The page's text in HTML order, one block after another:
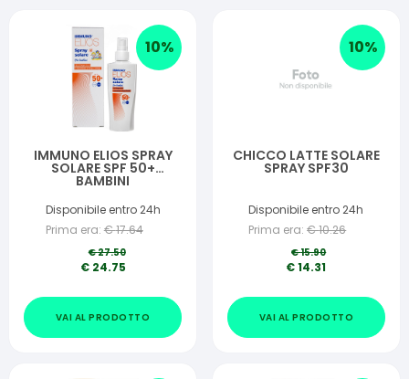
10%
IMMUNO ELIOS SPRAY
SOLARE SPF 50+
BAMBINI
Disponibile entro 24h
Prima era: €17.64
€27.50
€ 24.75
VAI AL PRODOTTO
10%
CHICCO LATTE SOLARE
SPRAY SPF30
Disponibile entro 24h
Prima era: €10.26
€15.90
€14.31
VAI AL PRODOTTO